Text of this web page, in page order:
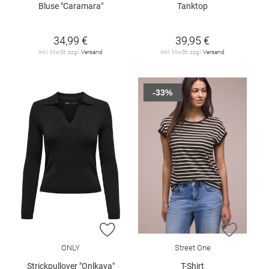
Bluse "Caramara"
34,99 €
inkl. MwSt. zzgl. Versand
Tanktop
39,95 €
inkl. MwSt. zzgl. Versand
ZUR WUNSCHLISTE HINZUFÜGEN
ONLY
Strickpullover "Onlkaya"
ZUR
Street One
T-Shirt
-33%